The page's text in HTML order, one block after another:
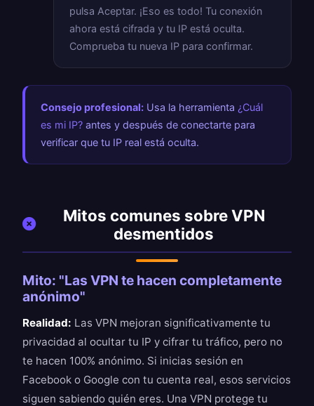
pulsa Aceptar. ¡Eso es todo! Tu conexión
ahora está cifrada y tu IP está oculta.
Comprueba tu nueva IP para confirmar.
Consejo profesional: Usa la herramienta ¿Cuál
es mi IP? antes y después de conectarte para
verificar que tu IP real está oculta.
Mitos comunes sobre VPN
desmentidos
Mito: "Las VPN te hacen completamente
anónimo"
Realidad: Las VPN mejoran significativamente tu
privacidad al ocultar tu IP y cifrar tu tráfico, pero no
te hacen 100% anónimo. Si inicias sesión en
Facebook o Google con tu cuenta real, esos servicios
siguen sabiendo quién eres. Una VPN protege tu